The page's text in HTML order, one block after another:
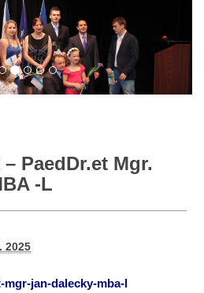
PaedDr.et Mgr.
-L
2025
jan-dalecky-mba-l